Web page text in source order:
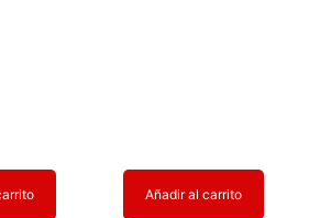
Añadir al carrito